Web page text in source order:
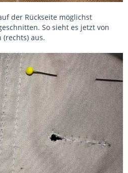
der Rückseite möglichst
So sieht es jetzt von
aus.